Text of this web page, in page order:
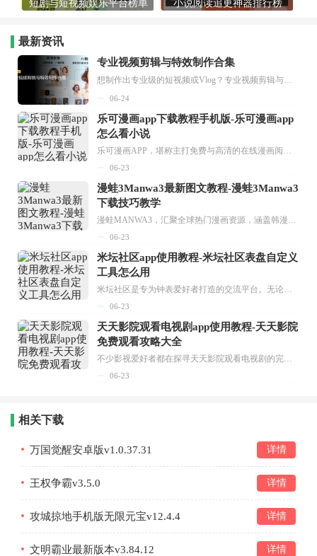
短剧与短视频娱乐平台榜单 小说阅读追更神器排行榜
最新资讯
专业视频剪辑与特效制作合集
想制作出专业级的短视频或Vlog？专业视频剪辑与特效制作大全专题为你提供了从剪辑、抠像到特效包装的全套解决方案。无论是添加炫酷的片头、进行精准的视频抠图，还是制...
06-24
乐可漫画app下载教程手机版-乐可漫画app
怎么看小说
乐可漫画APP，堪称主打免费与高清的在线漫画阅读神器。其官方版提供海量完整版漫画资源，无论是国内漫画，还是日漫、韩漫、台漫、美漫等国外漫画，应有尽有，随时供你阅读。只需轻点一下，便能直接进入阅读界面。不仅如此，乐可漫画最新版本更新速度极快，在这里，你总能抢先看到全网一手漫画章节内容！...
06-23
漫蛙3Manwa3最新图文教程-漫蛙3Manwa3
下载技巧教学
漫蛙MANWA3，汇聚全球热门漫画资源，涵盖韩漫、欧美漫画、国漫等多种类型，题材丰富多样，全方位满足用户阅读喜好。它不仅是阅读平台，更是创作平台，为广大用户打造零门槛创作环境。...
06-23
米坛社区app使用教程-米坛社区表盘自定义
工具怎么用
米坛社区是专为钟表爱好者打造的交流平台。无论你是初涉钟表领域的普通爱好者，还是拥有多年收藏经验的资深玩家，都能在此找到属于自己的天地。 无需注册，就能轻松参与其中。通过专业的讨论论坛与丰富的交互功能，你可与世界各地的钟表爱好者畅快交流。若你钟情于钟表，米坛社区无疑是值得一试的理想之选。在这里，你能获取最新的手表资讯，交流见解，提升鉴赏品味，让每一块手表都成为收藏故事中重要的一部分。感兴趣的朋友，不要错过下载机会。...
06-23
天天影院观看电视剧app使用教程-天天影院
免费观看攻略大全
不少影视爱好者都在探寻天天影院观看电视剧的完整方法，结合最新平台使用规则，本篇新手入门攻略全面讲解观看渠道、检索流程、播放设置以及画面模式调整等实用内容。全文适配手机、电脑等主流设备，步骤简洁易懂，无论是初次使用的新手，还是想要优化观影体验的用户，都能参照内容快速上手，熟练掌握平台各项操作技巧，轻松畅享影视内容。...
06-23
相关下载
万国觉醒安卓版v1.0.37.31 详情
王权争霸v3.5.0 详情
攻城掠地手机版无限元宝v12.4.4 详情
文明霸业最新版本v3.84.12 详情